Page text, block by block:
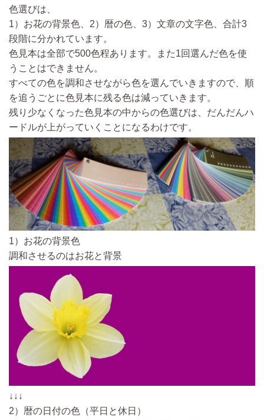
色選びは、
1）お花の背景色、2）暦の色、3）文章の文字色、合計3
段階に分かれています。
色見本は全部で500色程あります。また1回選んだ色を使
うことはできません。
すべての色を調和させながら色を選んでいきますので、順
を追うごとに色見本に残る色は減っていきます。
残り少なくなった色見本の中からの色選びは、だんだんハ
ードルが上がっていくことになるわけです。
1）お花の背景色
調和させるのはお花と背景
↓↓↓
2）暦の日付の色（平日と休日）